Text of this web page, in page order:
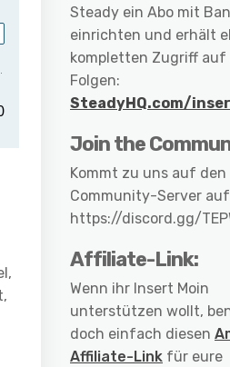
Steady ein Abo mit
einrichten und erhält
kompletten Zugriff auf
Folgen:
SteadyHQ.com/
Join the
Kommt zu uns auf den
Community-Server
https://discord.gg/
Affiliate-Link:
Wenn ihr Insert Moin
unterstützen wollt,
doch einfach diesen
Affiliate-Link für eure